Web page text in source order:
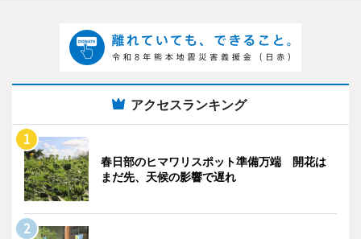
アクセスランキング
春日部のヒマワリスポット準備万端 開花は
まだ先、天候の影響で遅れ